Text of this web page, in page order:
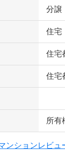
分譲
住宅
住宅
住宅
所有
ンションレビュ